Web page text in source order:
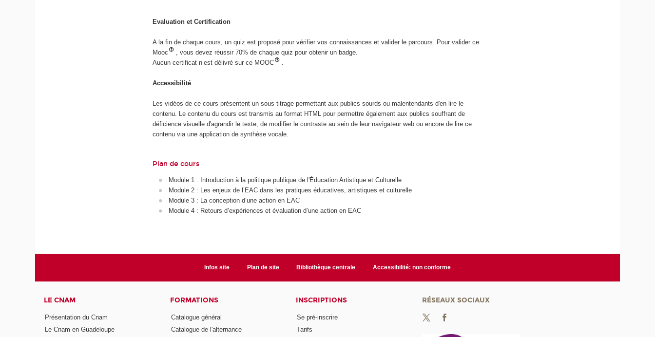
Evaluation et Certification
A la fin de chaque cours, un quiz est proposé pour vérifier vos connaissances et valider le parcours. Pour valider ce
Mooc
, vous devez réussir 70% de chaque quiz pour obtenir un badge.
Aucun certificat n’est délivré sur ce MOOC
Accessibilité
Les vidéos de ce cours présentent un sous-titrage permettant aux publics sourds ou malentendants d'en lire le
contenu. Le contenu du cours est transmis au format HTML pour permettre également aux publics souffrant de
déficience visuelle d'agrandir le texte, de modifier le contraste au sein de leur navigateur web ou encore de lire ce
contenu via une application de synthèse vocale.
Plan de cours
Module 1 : Introduction à la politique publique de l'Éducation Artistique et Culturelle
Module 2 : Les enjeux de l’EAC dans les pratiques éducatives, artistiques et culturelle
Module 3 : La conception d’une action en EAC
Module 4 : Retours d’expériences et évaluation d’une action en EAC
Infos site Plan de site Bibliothèque centrale Accessibilité: non conforme
LE CNAM
Présentation du Cnam
Le Cnam en Guadeloupe
FORMATIONS
Catalogue général
Catalogue de l'alternance
INSCRIPTIONS
Se pré-inscrire
Tarifs
RÉSEAUX SOCIAUX